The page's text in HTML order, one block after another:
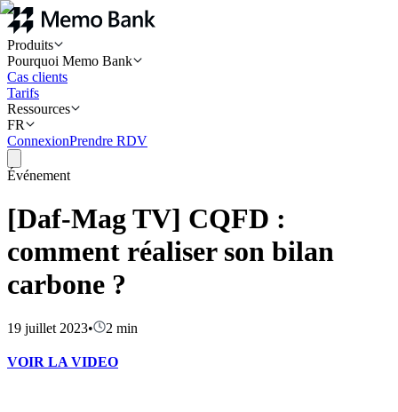
Produits
Pourquoi Memo Bank
Cas clients
Tarifs
Ressources
FR
ConnexionPrendre RDV
Événement
[Daf-Mag TV] CQFD :
comment réaliser son bilan
carbone ?
19 juillet 2023• 2 min
VOIR LA VIDEO